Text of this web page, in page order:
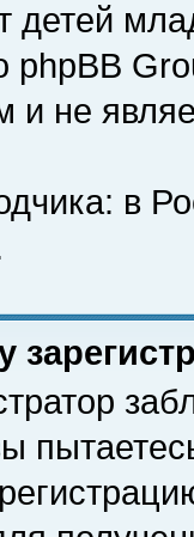
детей
phpBB
и не
в